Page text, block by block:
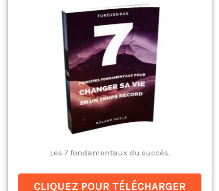
Les 7 fondamentaux du succès.
CLIQUEZ POUR TÉLÉCHARGER